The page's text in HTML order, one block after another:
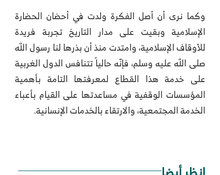
وكما نرى أن أصل الفكرة ولدت في أحضان الحضارة
الإسلامية وبقيت على مدار التاريخ تجربة فريدة
للأوقاف الإسلامية، وامتدت منذ أن بذرها لنا رسول الله
صلى الله عليه وسلم، فإنّه حالياً تتنافس الدول الغربية
على خدمة هذا القطاع لمعرفتها التامة بأهمية
المؤسسات الوقفية في مساعدتها على القيام بأعباء
الخدمة المجتمعية، والارتقاء بالخدمات الإنسانية.